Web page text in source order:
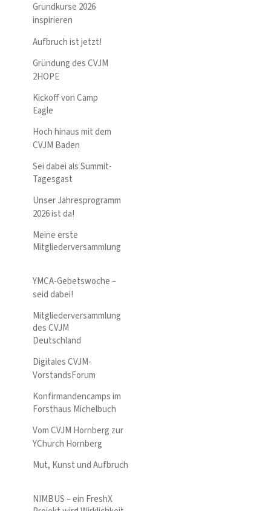
Grundkurse 2026
inspirieren
Aufbruch ist jetzt!
Gründung des CVJM
2HOPE
Kickoff von Camp
Eagle
Hoch hinaus mit dem
CVJM Baden
Sei dabei als Summit-
Tagesgast
Unser Jahresprogramm
2026 ist da!
Meine erste
Mitgliederversammlung
YMCA-Gebetswoche –
seid dabei!
Mitgliederversammlung
des CVJM
Deutschland
Digitales CVJM-
VorstandsForum
Konfirmandencamps im
Forsthaus Michelbuch
Vom CVJM Hornberg zur
YChurch Hornberg
Mut, Kunst und Aufbruch
NIMBUS – ein FreshX